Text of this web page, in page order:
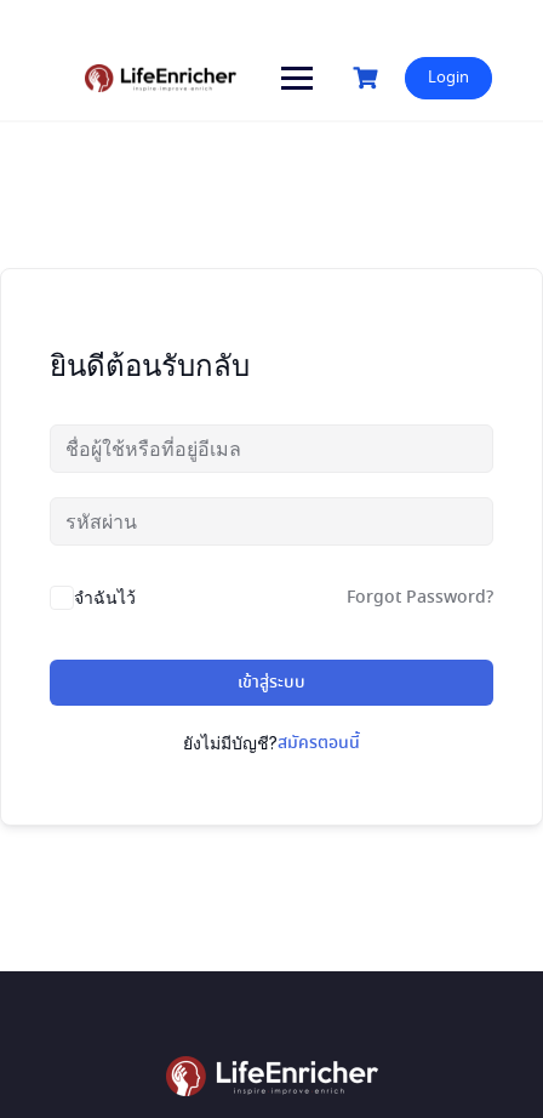
Login
ยินดีต้อนรับกลับ
จำฉันไว้ Forgot Password?
เข้าสู่ระบบ
ยังไม่มีบัญชี?สมัครตอนนี้